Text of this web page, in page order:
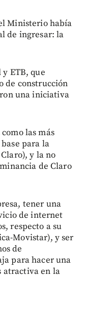
Ministerio había
de ingresar: la
ETB, que
de construcción
una iniciativa
las más
para la
y la no
de Claro
tener una
de internet
respecto a su
Movistar), y ser
de
para hacer una
atractiva en la